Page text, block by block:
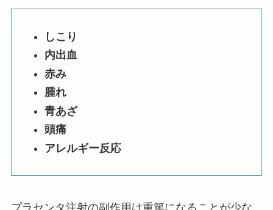
しこり
内出血
赤み
腫れ
青あざ
頭痛
アレルギー反応
プラセンタ注射の副作用は重篤になることが少な